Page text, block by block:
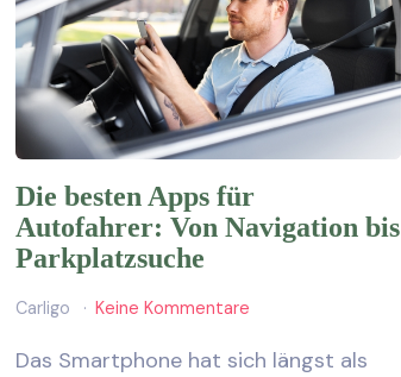
Die besten Apps für
Autofahrer: Von Navigation bis
Parkplatzsuche
Carligo Keine Kommentare
Das Smartphone hat sich längst als